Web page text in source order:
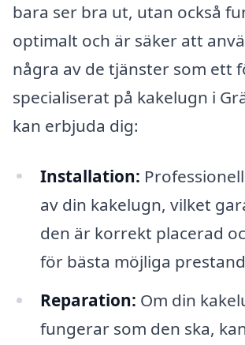
bara ser bra ut, utan också
optimalt och är säker att
några av de tjänster som ett
specialiserat på kakelugn i
kan erbjuda dig:
Installation:
av din kakelugn, vilket
den är korrekt placerad
för bästa möjliga
Reparation: Om din
fungerar som den ska,